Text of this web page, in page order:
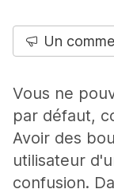
Un
Vous ne
par défaut,
Avoir des
utilisateur
confusion.